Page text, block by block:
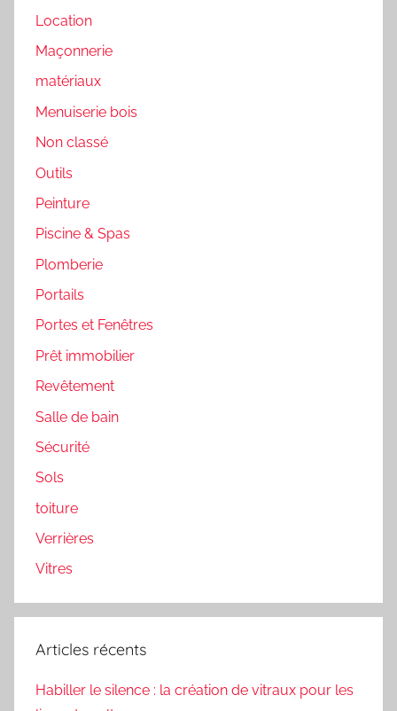
Location
Maçonnerie
matériaux
Menuiserie bois
Non classé
Outils
Peinture
Piscine & Spas
Plomberie
Portails
Portes et Fenêtres
Prêt immobilier
Revêtement
Salle de bain
Sécurité
Sols
toiture
Verrières
Vitres
Articles récents
Habiller le silence : la création de vitraux pour les